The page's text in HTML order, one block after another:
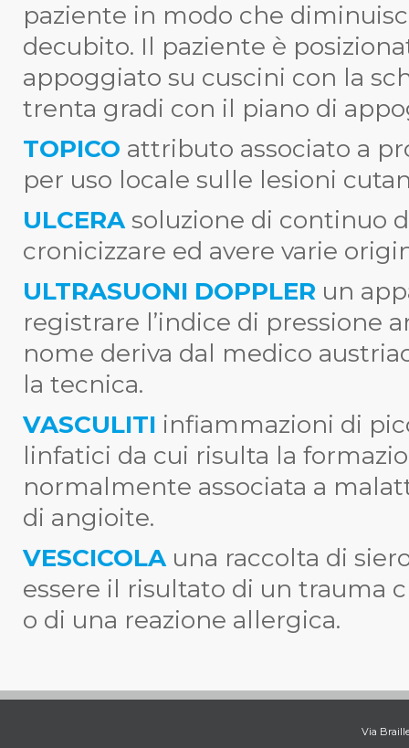
paziente in modo che
decubito. Il paziente è
appoggiato su cuscini con la
trenta gradi con il piano di
TOPICO attributo associato a
per uso locale sulle lesioni
ULCERAsoluzione di continuo
cronicizzare ed avere varie
ULTRASUONI DOPPLER un
registrare l’indice di pressione
nome deriva dal medico
la tecnica.
VASCULITI infiammazioni di
linfatici da cui risulta la
normalmente associata a
di angioite.
VESCICOLA una raccolta di
essere il risultato di un trauma
o di una reazione allergica.
Via